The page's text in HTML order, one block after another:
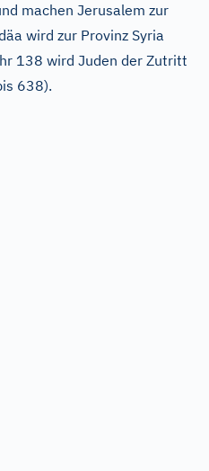
machen Jerusalem zur
wird zur Provinz Syria
138 wird Juden der Zutritt
638).